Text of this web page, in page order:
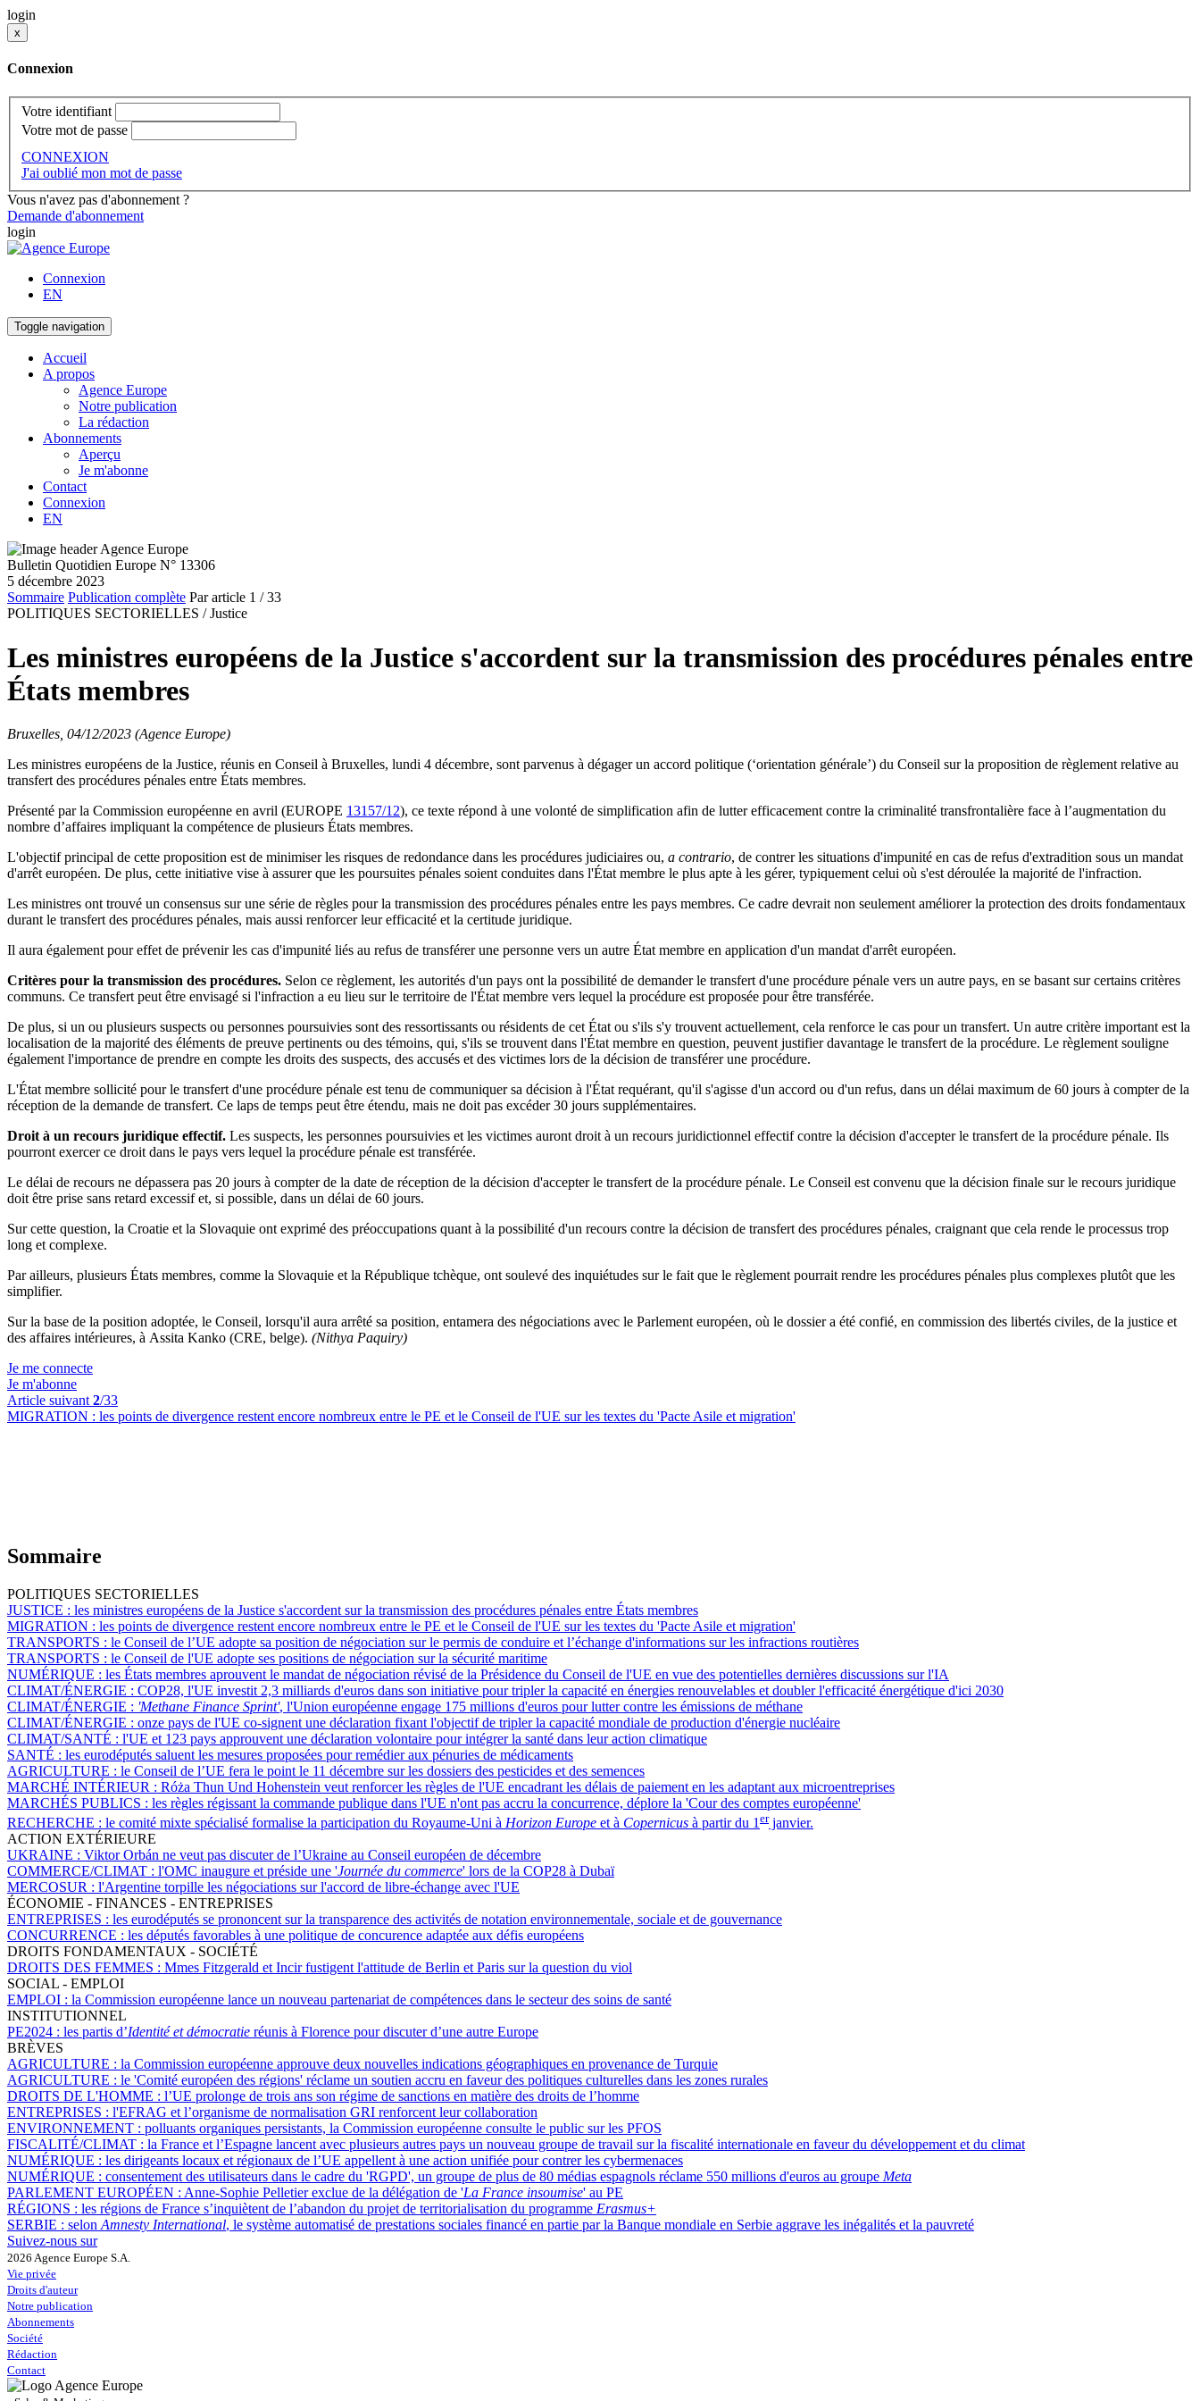
login
x
Connexion
Votre identifiant
Votre mot de passe
CONNEXION
J'ai oublié mon mot de passe
Vous n'avez pas d'abonnement ?
Demande d'abonnement
login
Connexion
EN
Toggle navigation
Accueil
A propos
Agence Europe
Notre publication
La rédaction
Abonnements
Aperçu
Je m'abonne
Contact
Connexion
EN
Bulletin Quotidien Europe N° 13306
5 décembre 2023
Sommaire Publication complète Par article 1 / 33
POLITIQUES SECTORIELLES / Justice
Les ministres européens de la Justice s'accordent sur la transmission des procédures pénales entre
États membres
Bruxelles, 04/12/2023 (Agence Europe)
Les ministres européens de la Justice, réunis en Conseil à Bruxelles, lundi 4 décembre, sont parvenus à dégager un accord politique (‘orientation générale’) du Conseil sur la proposition de règlement relative au
transfert des procédures pénales entre États membres.
Présenté par la Commission européenne en avril (EUROPE 13157/12), ce texte répond à une volonté de simplification afin de lutter efficacement contre la criminalité transfrontalière face à l’augmentation du
nombre d’affaires impliquant la compétence de plusieurs États membres.
L'objectif principal de cette proposition est de minimiser les risques de redondance dans les procédures judiciaires ou, a contrario, de contrer les situations d'impunité en cas de refus d'extradition sous un mandat
d'arrêt européen. De plus, cette initiative vise à assurer que les poursuites pénales soient conduites dans l'État membre le plus apte à les gérer, typiquement celui où s'est déroulée la majorité de l'infraction.
Les ministres ont trouvé un consensus sur une série de règles pour la transmission des procédures pénales entre les pays membres. Ce cadre devrait non seulement améliorer la protection des droits fondamentaux
durant le transfert des procédures pénales, mais aussi renforcer leur efficacité et la certitude juridique.
Il aura également pour effet de prévenir les cas d'impunité liés au refus de transférer une personne vers un autre État membre en application d'un mandat d'arrêt européen.
Critères pour la transmission des procédures. Selon ce règlement, les autorités d'un pays ont la possibilité de demander le transfert d'une procédure pénale vers un autre pays, en se basant sur certains critères
communs. Ce transfert peut être envisagé si l'infraction a eu lieu sur le territoire de l'État membre vers lequel la procédure est proposée pour être transférée.
De plus, si un ou plusieurs suspects ou personnes poursuivies sont des ressortissants ou résidents de cet État ou s'ils s'y trouvent actuellement, cela renforce le cas pour un transfert. Un autre critère important est la
localisation de la majorité des éléments de preuve pertinents ou des témoins, qui, s'ils se trouvent dans l'État membre en question, peuvent justifier davantage le transfert de la procédure. Le règlement souligne
également l'importance de prendre en compte les droits des suspects, des accusés et des victimes lors de la décision de transférer une procédure.
L'État membre sollicité pour le transfert d'une procédure pénale est tenu de communiquer sa décision à l'État requérant, qu'il s'agisse d'un accord ou d'un refus, dans un délai maximum de 60 jours à compter de la
réception de la demande de transfert. Ce laps de temps peut être étendu, mais ne doit pas excéder 30 jours supplémentaires.
Droit à un recours juridique effectif. Les suspects, les personnes poursuivies et les victimes auront droit à un recours juridictionnel effectif contre la décision d'accepter le transfert de la procédure pénale. Ils
pourront exercer ce droit dans le pays vers lequel la procédure pénale est transférée.
Le délai de recours ne dépassera pas 20 jours à compter de la date de réception de la décision d'accepter le transfert de la procédure pénale. Le Conseil est convenu que la décision finale sur le recours juridique
doit être prise sans retard excessif et, si possible, dans un délai de 60 jours.
Sur cette question, la Croatie et la Slovaquie ont exprimé des préoccupations quant à la possibilité d'un recours contre la décision de transfert des procédures pénales, craignant que cela rende le processus trop
long et complexe.
Par ailleurs, plusieurs États membres, comme la Slovaquie et la République tchèque, ont soulevé des inquiétudes sur le fait que le règlement pourrait rendre les procédures pénales plus complexes plutôt que les
simplifier.
Sur la base de la position adoptée, le Conseil, lorsqu'il aura arrêté sa position, entamera des négociations avec le Parlement européen, où le dossier a été confié, en commission des libertés civiles, de la justice et
des affaires intérieures, à Assita Kanko (CRE, belge). (Nithya Paquiry)
Je me connecte
Je m'abonne
Article suivant 2/33
MIGRATION : les points de divergence restent encore nombreux entre le PE et le Conseil de l'UE sur les textes du 'Pacte Asile et migration'
Sommaire
POLITIQUES SECTORIELLES
JUSTICE : les ministres européens de la Justice s'accordent sur la transmission des procédures pénales entre États membres
MIGRATION : les points de divergence restent encore nombreux entre le PE et le Conseil de l'UE sur les textes du 'Pacte Asile et migration'
TRANSPORTS : le Conseil de l’UE adopte sa position de négociation sur le permis de conduire et l’échange d'informations sur les infractions routières
TRANSPORTS : le Conseil de l'UE adopte ses positions de négociation sur la sécurité maritime
NUMÉRIQUE : les États membres aprouvent le mandat de négociation révisé de la Présidence du Conseil de l'UE en vue des potentielles dernières discussions sur l'IA
CLIMAT/ÉNERGIE : COP28, l'UE investit 2,3 milliards d'euros dans son initiative pour tripler la capacité en énergies renouvelables et doubler l'efficacité énergétique d'ici 2030
CLIMAT/ÉNERGIE : 'Methane Finance Sprint', l'Union européenne engage 175 millions d'euros pour lutter contre les émissions de méthane
CLIMAT/ÉNERGIE : onze pays de l'UE co-signent une déclaration fixant l'objectif de tripler la capacité mondiale de production d'énergie nucléaire
CLIMAT/SANTÉ : l'UE et 123 pays approuvent une déclaration volontaire pour intégrer la santé dans leur action climatique
SANTÉ : les eurodéputés saluent les mesures proposées pour remédier aux pénuries de médicaments
AGRICULTURE : le Conseil de l’UE fera le point le 11 décembre sur les dossiers des pesticides et des semences
MARCHÉ INTÉRIEUR : Róża Thun Und Hohenstein veut renforcer les règles de l'UE encadrant les délais de paiement en les adaptant aux microentreprises
MARCHÉS PUBLICS : les règles régissant la commande publique dans l'UE n'ont pas accru la concurrence, déplore la 'Cour des comptes européenne'
RECHERCHE : le comité mixte spécialisé formalise la participation du Royaume-Uni à Horizon Europe et à Copernicus à partir du 1 erjanvier.
ACTION EXTÉRIEURE
UKRAINE : Viktor Orbán ne veut pas discuter de l’Ukraine au Conseil européen de décembre
COMMERCE/CLIMAT : l'OMC inaugure et préside une 'Journée du commerce' lors de la COP28 à Dubaï
MERCOSUR : l'Argentine torpille les négociations sur l'accord de libre-échange avec l'UE
ÉCONOMIE - FINANCES - ENTREPRISES
ENTREPRISES : les eurodéputés se prononcent sur la transparence des activités de notation environnementale, sociale et de gouvernance
CONCURRENCE : les députés favorables à une politique de concurence adaptée aux défis européens
DROITS FONDAMENTAUX - SOCIÉTÉ
DROITS DES FEMMES : Mmes Fitzgerald et Incir fustigent l'attitude de Berlin et Paris sur la question du viol
SOCIAL - EMPLOI
EMPLOI : la Commission européenne lance un nouveau partenariat de compétences dans le secteur des soins de santé
INSTITUTIONNEL
PE2024 : les partis d’Identité et démocratie réunis à Florence pour discuter d’une autre Europe
BRÈVES
AGRICULTURE : la Commission européenne approuve deux nouvelles indications géographiques en provenance de Turquie
AGRICULTURE : le 'Comité européen des régions' réclame un soutien accru en faveur des politiques culturelles dans les zones rurales
DROITS DE L'HOMME : l’UE prolonge de trois ans son régime de sanctions en matière des droits de l’homme
ENTREPRISES : l'EFRAG et l’organisme de normalisation GRI renforcent leur collaboration
ENVIRONNEMENT : polluants organiques persistants, la Commission européenne consulte le public sur les PFOS
FISCALITÉ/CLIMAT : la France et l’Espagne lancent avec plusieurs autres pays un nouveau groupe de travail sur la fiscalité internationale en faveur du développement et du climat
NUMÉRIQUE : les dirigeants locaux et régionaux de l’UE appellent à une action unifiée pour contrer les cybermenaces
NUMÉRIQUE : consentement des utilisateurs dans le cadre du 'RGPD', un groupe de plus de 80 médias espagnols réclame 550 millions d'euros au groupe Meta
PARLEMENT EUROPÉEN : Anne-Sophie Pelletier exclue de la délégation de 'La France insoumise' au PE
RÉGIONS : les régions de France s’inquiètent de l’abandon du projet de territorialisation du programme Erasmus+
SERBIE : selon Amnesty International, le système automatisé de prestations sociales financé en partie par la Banque mondiale en Serbie aggrave les inégalités et la pauvreté
Suivez-nous sur
2026 Agence Europe S.A.
Vie privée
Droits d'auteur
Notre publication
Abonnements
Société
Rédaction
Contact